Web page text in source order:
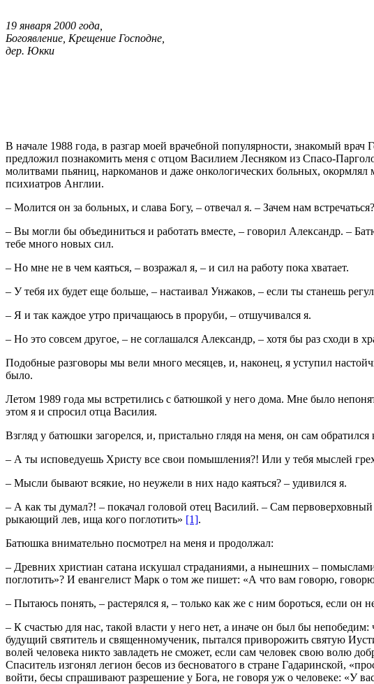
19 января 2000 года,
Богоявление, Крещение Господне,
дер. Юкки
В начале 1988 года, в разгар моей врачебной популярности, знакомый
предложил познакомить меня с отцом Василием Лесняком из Спасо-
молитвами пьяниц, наркоманов и даже онкологических больных,
психиатров Англии.
– Молится он за больных, и слава Богу, – отвечал я. – Зачем нам встречаться?
– Вы могли бы объединиться и работать вместе, – говорил Александр. –
тебе много новых сил.
– Но мне не в чем каяться, – возражал я, – и сил на работу пока хватает.
– У тебя их будет еще больше, – настаивал Унжаков, – если ты станешь
– Я и так каждое утро причащаюсь в проруби, – отшучивался я.
– Но это совсем другое, – не соглашался Александр, – хотя бы раз сходи в
Подобные разговоры мы вели много месяцев, и, наконец, я уступил
было.
Летом 1989 года мы встретились с батюшкой у него дома. Мне было
этом я и спросил отца Василия.
Взгляд у батюшки загорелся, и, пристально глядя на меня, он сам
– А ты исповедуешь Христу все свои помышления?! Или у тебя мыслей
– Мысли бывают всякие, но неужели в них надо каяться? – удивился я.
– А как ты думал?! – покачал головой отец Василий. – Сам
рыкающий лев, ища кого поглотить» [1].
Батюшка внимательно посмотрел на меня и продолжал:
– Древних христиан сатана искушал страданиями, а нынешних –
поглотить»? И евангелист Марк о том же пишет: «А что вам говорю,
– Пытаюсь понять, – растерялся я, – только как же с ним бороться, если он
– К счастью для нас, такой власти у него нет, а иначе он был бы
будущий святитель и священномученик, пытался приворожить святую
волей человека никто завладеть не сможет, если сам человек свою волю
Спаситель изгонял легион бесов из бесноватого в стране Гадаринской,
войти, бесы спрашивают разрешение у Бога, не говоря уж о человеке: «У